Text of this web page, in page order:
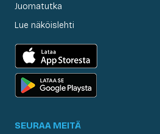
Juomatutka
Lue näköislehti
SEURAA MEITÄ